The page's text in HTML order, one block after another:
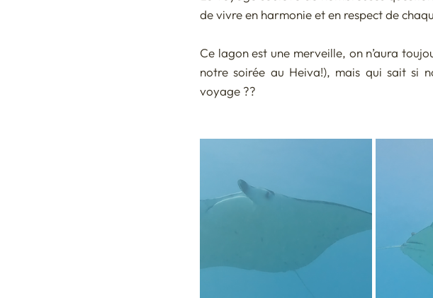
de vivre en harmonie et en respect de
Ce lagon est une merveille, on n’aura
notre soirée au Heiva!), mais qui sait si
voyage ??